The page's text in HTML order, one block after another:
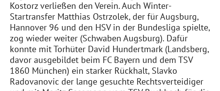
Kostorz verließen den Verein. Auch Winter-
Startransfer Matthias Ostrzolek, der für Augsburg,
Hannover 96 und den HSV in der Bundesliga spielte,
zog wieder weiter (Schwaben Augsburg). Dafür
konnte mit Torhüter David Hundertmark (Landsberg,
davor ausgebildet beim FC Bayern und dem TSV
1860 München) ein starker Rückhalt, Slavko
Radovanovic der lange gesuchte Rechtsverteidiger